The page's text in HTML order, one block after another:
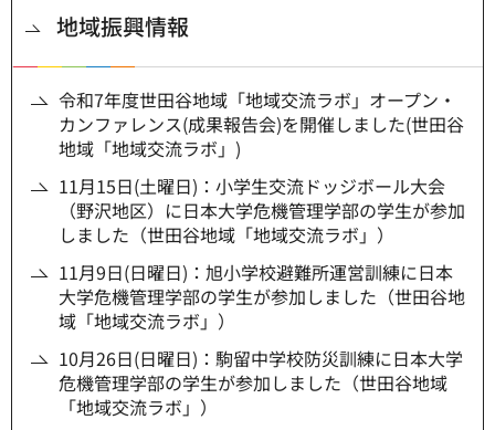
地域振興情報
令和7年度世田谷地域「地域交流ラボ」オープン・
カンファレンス(成果報告会)を開催しました(世田谷
地域「地域交流ラボ」)
11月15日(土曜日)：小学生交流ドッジボール大会
（野沢地区）に日本大学危機管理学部の学生が参加
しました（世田谷地域「地域交流ラボ」）
11月9日(日曜日)：旭小学校避難所運営訓練に日本
大学危機管理学部の学生が参加しました（世田谷地
域「地域交流ラボ」）
10月26日(日曜日)：駒留中学校防災訓練に日本大学
危機管理学部の学生が参加しました（世田谷地域
「地域交流ラボ」）